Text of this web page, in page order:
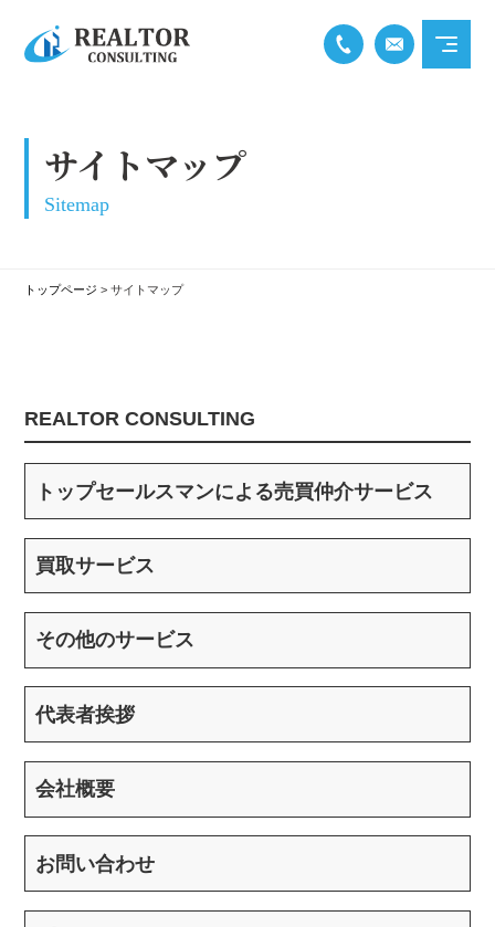
サイトマップ
Sitemap
トップページ >サイトマップ
REALTOR CONSULTING
トップセールスマンによる売買仲介サービス
買取サービス
その他のサービス
代表者挨拶
会社概要
お問い合わせ